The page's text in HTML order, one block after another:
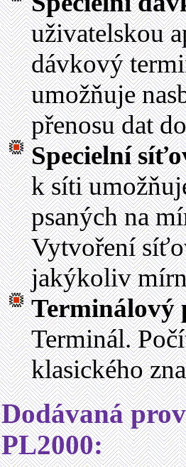
uživatelskou
dávkový
umožňuje
přenosu dat
Specielní
k síti
psaných na
Vytvoření
jakýkoliv
Terminálový
Terminál.
klasického
Dodávaná
PL2000: